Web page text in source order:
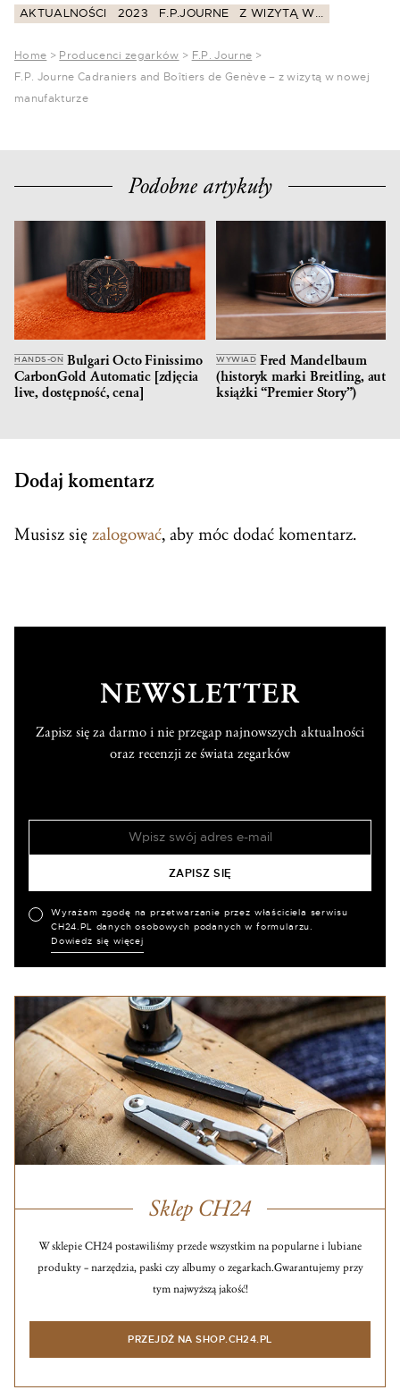
AKTUALNOŚCI 2023 F.P.JOURNE Z WIZYTĄ W...
Home > Producenci zegarków > F.P. Journe >
F.P. Journe Cadraniers and Boîtiers de Genève – z wizytą w nowej
manufakturze
Podobne artykuły
HANDS-ON Bulgari Octo Finissimo
CarbonGold Automatic [zdjęcia
live, dostępność, cena]
WYWIAD Fred Mandelbaum
(historyk marki Breitling, autor
książki “Premier Story”)
Dodaj komentarz
Musisz się zalogować, aby móc dodać komentarz.
NEWSLETTER
Zapisz się za darmo i nie przegap najnowszych aktualności
oraz recenzji ze świata zegarków
Wyrażam zgodę na przetwarzanie przez właściciela serwisu
CH24.PL danych osobowych podanych w formularzu.
Dowiedz się więcej
Sklep CH24
W sklepie CH24 postawiliśmy przede wszystkim na popularne i lubiane
produkty – narzędzia, paski czy albumy o zegarkach.Gwarantujemy przy
tym najwyższą jakość!
PRZEJDŹ NA SHOP.CH24.PL